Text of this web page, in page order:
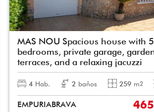
MAS NOU Spacious house with 5
bedrooms, private garage,
terraces, and a relaxing jacuzzi
4 Hab. 2 baños 259 m2
EMPURIABRAVA